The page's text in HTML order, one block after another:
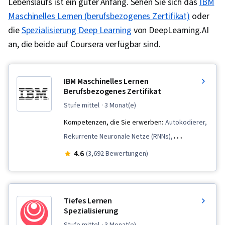
Maschinelles Lernen (berufsbezogenes Zertifikat)oder
dieSpezialisierung Deep Learning von DeepLearning.AI
an, die beide auf Coursera verfügbar sind.
IBM Maschinelles Lernen
Berufsbezogenes Zertifikat
stufe mittel · 3 Monat(e)
Kompetenzen, die Sie erwerben: Autokodierer,
Rekurrente Neuronale Netze (RNNs),
Regressionsanalyse, Technische Merkmale,
Zeitreihenanalyse und Vorhersage,
Reinforcement Learning, Python-
4.6 (3,692 Bewertungen)
Tiefes Lernen
Spezialisierung